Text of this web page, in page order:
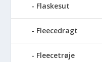
Flaskesut
Fleecedragt
Fleecetrøje